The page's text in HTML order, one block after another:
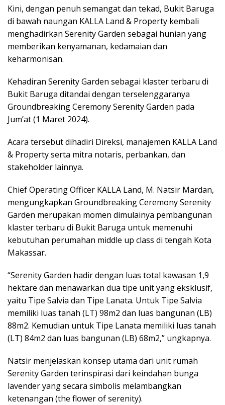
Kini, dengan penuh semangat dan tekad, Bukit Baruga
di bawah naungan KALLA Land & Property kembali
menghadirkan Serenity Garden sebagai hunian yang
memberikan kenyamanan, kedamaian dan
keharmonisan.
Kehadiran Serenity Garden sebagai klaster terbaru di
Bukit Baruga ditandai dengan terselenggaranya
Groundbreaking Ceremony Serenity Garden pada
Jum’at (1 Maret 2024).
Acara tersebut dihadiri Direksi, manajemen KALLA Land
& Property serta mitra notaris, perbankan, dan
stakeholder lainnya.
Chief Operating Officer KALLA Land, M. Natsir Mardan,
mengungkapkan Groundbreaking Ceremony Serenity
Garden merupakan momen dimulainya pembangunan
klaster terbaru di Bukit Baruga untuk memenuhi
kebutuhan perumahan middle up class di tengah Kota
Makassar.
“Serenity Garden hadir dengan luas total kawasan 1,9
hektare dan menawarkan dua tipe unit yang eksklusif,
yaitu Tipe Salvia dan Tipe Lanata. Untuk Tipe Salvia
memiliki luas tanah (LT) 98m2 dan luas bangunan (LB)
88m2. Kemudian untuk Tipe Lanata memiliki luas tanah
(LT) 84m2 dan luas bangunan (LB) 68m2,” ungkapnya.
Natsir menjelaskan konsep utama dari unit rumah
Serenity Garden terinspirasi dari keindahan bunga
lavender yang secara simbolis melambangkan
ketenangan (the flower of serenity).